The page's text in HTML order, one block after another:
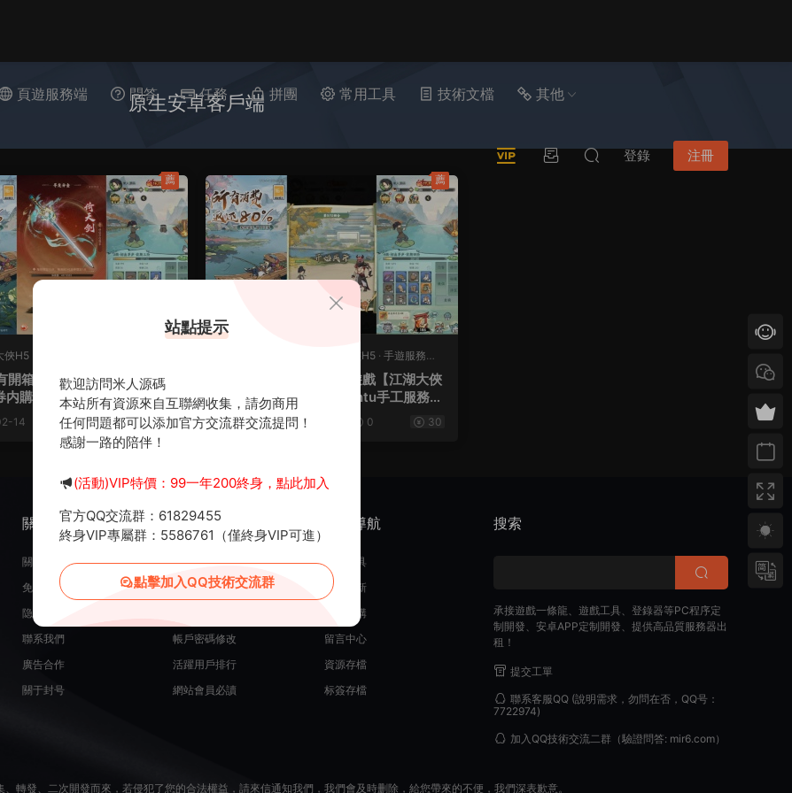
頁遊服務端 問答 任務 拼團 常用工具 技術文檔 其他
登錄 注冊
原生安卓客戶端
俠H5
端
開箱三網H5遊戲【江湖大俠
内購完整版】Ubuntu手工服
郵件後台+原生安卓客戶端
客戶端+視頻架設教程
14 1.17k 0 30
薦
J-江湖大俠H5 · 手遊服務端
稀有開箱三網H5遊戲【江湖大俠
H5代金券内購版】Ubuntu手工服務端
+全套前後端源碼+GM郵件後台+原生
安卓客戶端+視頻架設教程
2025-02-08 0 30
薦
關于我們
關于我們
免責申明
隐私政策
聯系我們
廣告合作
關于封号
服務支持
在線開通會員
源碼投稿發布
帳戶密碼修改
活躍用戶排行
網站會員必讀
熱門導航
常用工具
最近更新
源碼團購
留言中心
資源存檔
标簽存檔
搜索
承接遊戲一條龍、遊戲工具、登錄器等PC程序定
制開發、安卓APP定制開發、提供高品質服務器出
租！
提交工單
聯系客服QQ(說明需求，勿問在否，QQ号：
7722974)
加入QQ技術交流二群（驗證問答: mir6.com）
轉發、二次開發而來，若侵犯了您的合法權益，請來信通知我們，我們會及時删除，給您帶來的不便，我們深表歉意。
站點提示
歡迎訪問米人源碼
本站所有資源來自互聯網收集，請勿商用
任何問題都可以添加官方交流群交流提問！
感謝一路的陪伴！
(活動)VIP特價：99一年200終身，點此加入
官方QQ交流群：61829455
終身VIP專屬群：5586761（僅終身VIP可進）
點擊加入QQ技術交流群